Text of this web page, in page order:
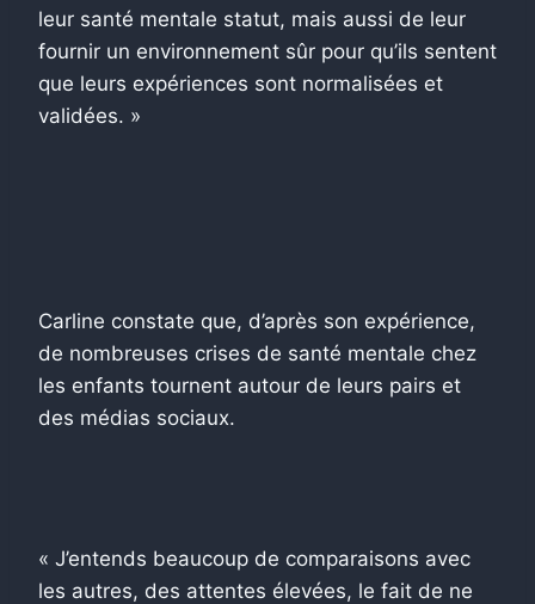
leur santé mentale statut, mais aussi de leur
fournir un environnement sûr pour qu’ils sentent
que leurs expériences sont normalisées et
validées. »
Carline constate que, d’après son expérience,
de nombreuses crises de santé mentale chez
les enfants tournent autour de leurs pairs et
des médias sociaux.
« J’entends beaucoup de comparaisons avec
les autres, des attentes élevées, le fait de ne